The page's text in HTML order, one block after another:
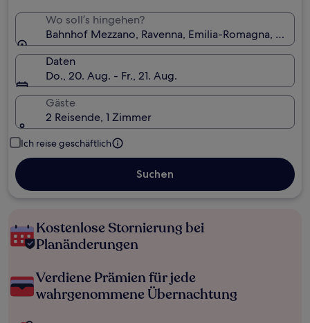
Wo soll’s hingehen?
Bahnhof Mezzano, Ravenna, Emilia-Romagna, Italien
Daten
Do., 20. Aug. - Fr., 21. Aug.
Gäste
2 Reisende, 1 Zimmer
Ich reise geschäftlich
Suchen
Kostenlose Stornierung bei
Planänderungen
Verdiene Prämien für jede
wahrgenommene Übernachtung